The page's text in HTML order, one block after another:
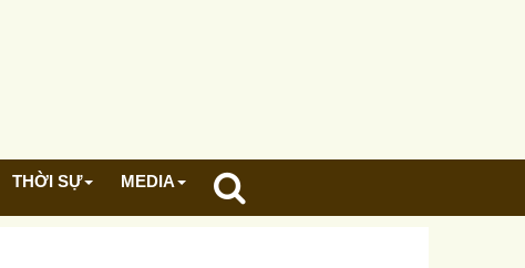
THỜI SỰ MEDIA